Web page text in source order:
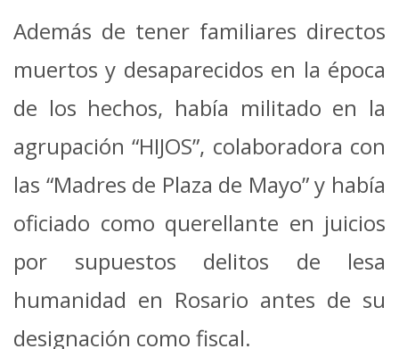
Además de tener familiares directos
muertos y desaparecidos en la época
de los hechos, había militado en la
agrupación “HIJOS”, colaboradora con
las “Madres de Plaza de Mayo” y había
oficiado como querellante en juicios
por supuestos delitos de lesa
humanidad en Rosario antes de su
designación como fiscal.